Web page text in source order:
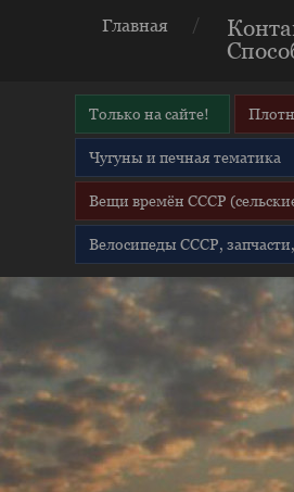
Главная
Только на сайте!
Чугуны и печная тематика
Вещи времён СССР
Велосипеды СССР,